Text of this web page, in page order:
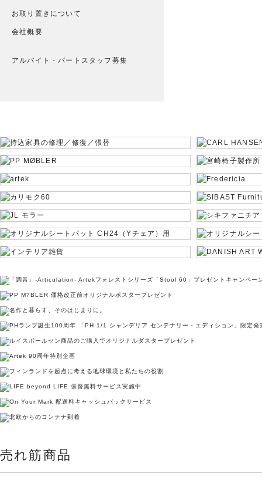
お取り置きについて
会社概要
アルバイト・パートスタッフ募集
売れ筋商品